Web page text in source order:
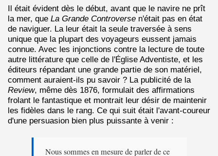
Il était évident dès le début, avant que le navire ne prît
la mer, que La Grande Controverse n'était pas en état
de naviguer. La leur était la seule traversée à sens
unique que la plupart des voyageurs eussent jamais
connue. Avec les injonctions contre la lecture de toute
autre littérature que celle de l'Église Adventiste, et les
éditeurs répandant une grande partie de son matériel,
comment auraient-ils pu savoir ? La publicité de la
Review, même dès 1876, formulait des affirmations
frolant le fantastique et montrait leur désir de maintenir
les fidèles dans le rang. Ce qui suit était l'avant-coureur
d'une persuasion bien plus puissante à venir :
Nous sommes en mesure de parler de ce